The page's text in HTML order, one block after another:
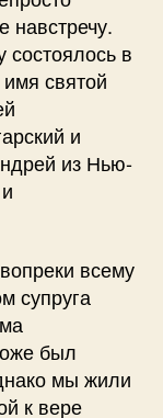
навстречу.
в
святой
и
из Нью-
всему
супруга
был
мы жили
к вере